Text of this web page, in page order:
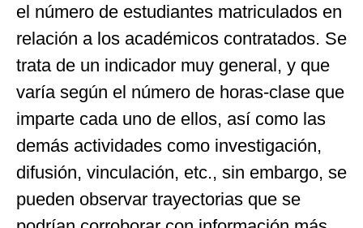
el número de estudiantes matriculados en
relación a los académicos contratados. Se
trata de un indicador muy general, y que
varía según el número de horas-clase que
imparte cada uno de ellos, así como las
demás actividades como investigación,
difusión, vinculación, etc., sin embargo, se
pueden observar trayectorias que se